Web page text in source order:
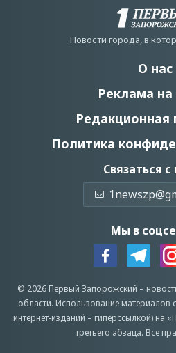
Новости города, в
О нас
Реклама на
Редакционная
Политика
Связаться
Мы в
© 2026 Первый Запорожский –
области. Использование материалов
интернет-изданий – гиперссылкой) на
третьего абзаца. Все